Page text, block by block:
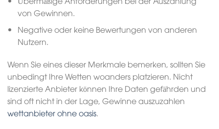
von Gewinnen.
Negative oder keine Bewertungen von anderen
Nutzern.
Wenn Sie eines dieser Merkmale bemerken, sollten Sie
unbedingt Ihre Wetten woanders platzieren. Nicht
lizenzierte Anbieter können Ihre Daten gefährden und
sind oft nicht in der Lage, Gewinne auszuzahlen
wettanbieter ohne oasis.